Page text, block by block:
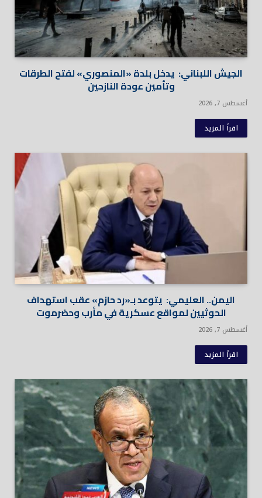
الجيش اللبناني: يدخل بلدة «المنصوري» لفتح الطرقات
وتأمين عودة النازحين
أغسطس 7, 2026
اقرأ المزيد
اليمن.. العليمي: يتوعد بـ«رد حازم» عقب استهداف
الحوثيين لمواقع عسكرية في مأرب وحضرموت
أغسطس 7, 2026
اقرأ المزيد